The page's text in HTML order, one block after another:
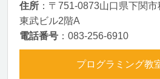
住所 ：〒751-0873山口県下関
東武ビル2階A
電話番号 ：083-256-6910
プログラミング教